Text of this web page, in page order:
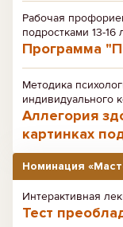
Рабочая
подростками 13-16
Программа
Методика
индивидуального
Аллегория
картинках
Номинация
Интерактивная
Тест